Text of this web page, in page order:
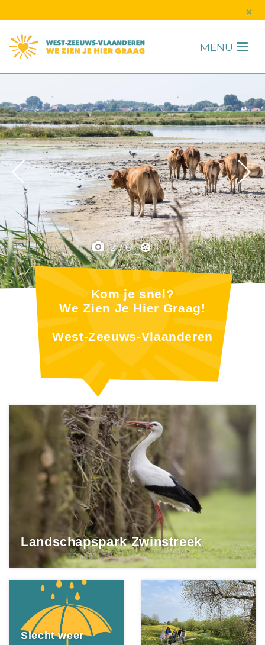
×
MENU H
F 2/6 1/1
Kom je snel?
We Zien Je Hier Graag!
West-Zeeuws-Vlaanderen
Landschapspark Zwinstreek
Slecht weer